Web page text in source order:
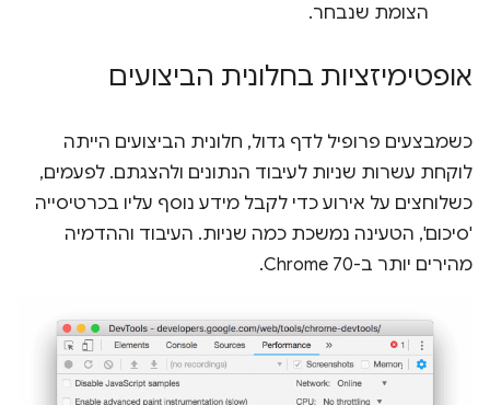
הצומת שנבחר.
אופטימיזציות בחלונית הביצועים
כשמבצעים פרופיל לדף גדול, חלונית הביצועים הייתה
לוקחת עשרות שניות לעיבוד הנתונים ולהצגתם. לפעמים,
כשלוחצים על אירוע כדי לקבל מידע נוסף עליו בכרטיסייה
'סיכום', הטעינה נמשכת כמה שניות. העיבוד וההדמיה
מהירים יותר ב-Chrome 70.